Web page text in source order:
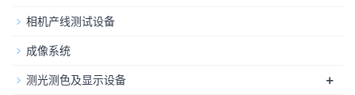
相机产线测试设备
成像系统
测光测色及显示设备 +